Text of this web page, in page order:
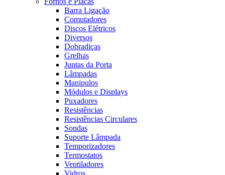
Barra Ligação
Comutadores
Discos Elétricos
Diversos
Dobradiças
Grelhas
Juntas da Porta
Lâmpadas
Manipulos
Módulos e Displays
Puxadores
Resistências
Resistências Circulares
Sondas
Suporte Lâmpada
Temporizadores
Termostatos
Ventiladores
Vidros